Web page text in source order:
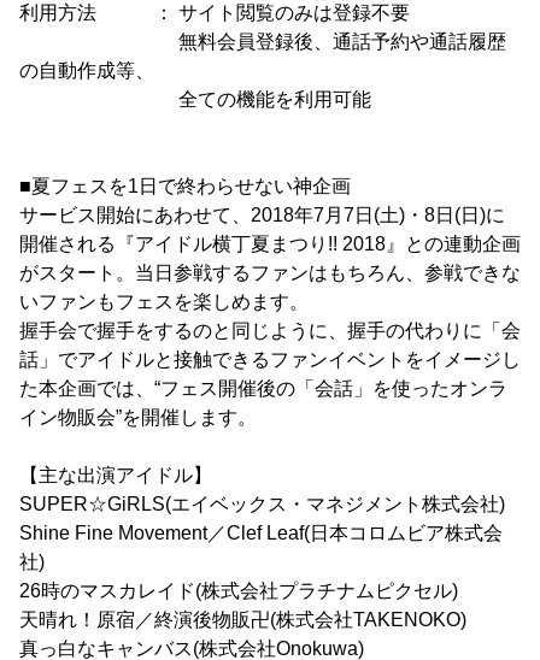
利用方法 ： サイト閲覧のみは登録不要
無料会員登録後、通話予約や通話履歴
の自動作成等、
全ての機能を利用可能
■夏フェスを1日で終わらせない神企画
サービス開始にあわせて、2018年7月7日(土)・8日(日)に
開催される『アイドル横丁夏まつり!! 2018』との連動企画
がスタート。当日参戦するファンはもちろん、参戦できな
いファンもフェスを楽しめます。
握手会で握手をするのと同じように、握手の代わりに「会
話」でアイドルと接触できるファンイベントをイメージし
た本企画では、“フェス開催後の「会話」を使ったオンラ
イン物販会”を開催します。
【主な出演アイドル】
SUPER☆GiRLS(エイベックス・マネジメント株式会社)
Shine Fine Movement／Clef Leaf(日本コロムビア株式会
社)
26時のマスカレイド(株式会社プラチナムピクセル)
天晴れ！原宿／終演後物販卍(株式会社TAKENOKO)
真っ白なキャンバス(株式会社Onokuwa)